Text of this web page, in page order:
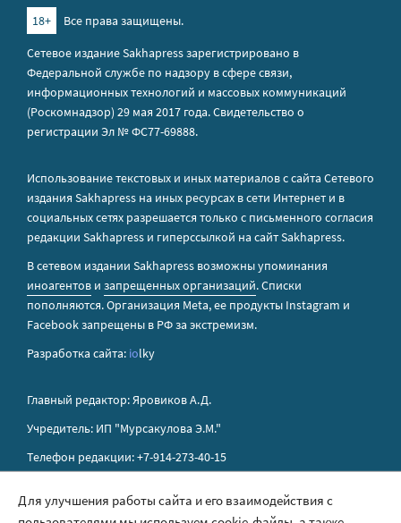
18+
Все права защищены.
Сетевое издание Sakhapress зарегистрировано в
Федеральной службе по надзору в сфере связи,
информационных технологий и массовых коммуникаций
(Роскомнадзор) 29 мая 2017 года. Свидетельство о
регистрации Эл № ФС77-69888.
Использование текстовых и иных материалов с сайта Сетевого
издания Sakhapress на иных ресурсах в сети Интернет и в
социальных сетях разрешается только с письменного согласия
редакции Sakhapress и гиперссылкой на сайт Sakhapress.
В сетевом издании Sakhapress возможны упоминания
иноагентов и запрещенных организаций. Списки
пополняются. Организация Metа, ее продукты Instagram и
Facebook запрещены в РФ за экстремизм.
Разработка сайта: iolky
Главный редактор: Яровиков А.Д.
Учредитель: ИП "Мурсакулова Э.М."
Телефон редакции: +7-914-273-40-15
Для улучшения работы сайта и его взаимодействия с